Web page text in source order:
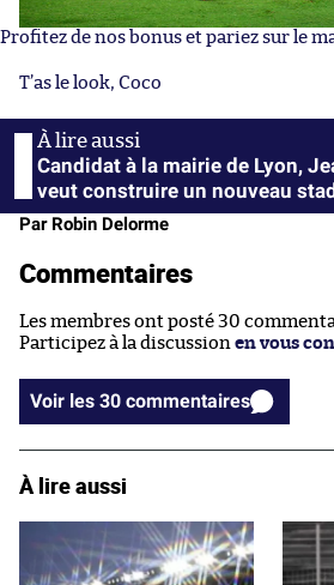
Profitez de nos bonus et pariez sur le
T’as le look, Coco
Candidat à la mairie de Lyon,
veut construire un nouveau
Par Robin Delorme
Commentaires
Les membres ont posté 30
Participez à la discussion en vous
Voir les 30 commentaires
À lire aussi